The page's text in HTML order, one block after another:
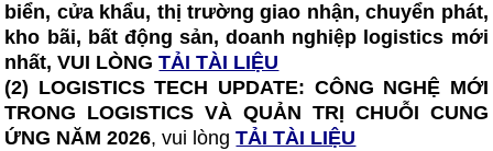
biển, cửa khẩu, thị trường giao nhận, chuyển phát,
kho bãi, bất động sản, doanh nghiệp logistics mới
nhất, VUI LÒNGTẢI TÀI LIỆU
(2) LOGISTICS TECH UPDATE: CÔNG NGHỆ MỚI
TRONG LOGISTICS VÀ QUẢN TRỊ CHUỖI CUNG
ỨNG NĂM 2026, vui lòngTẢI TÀI LIỆU